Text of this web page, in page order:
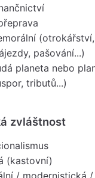
pašování...)
planeta nebo
tributů...)
zvláštnost
(kastovní)
/ modernistická